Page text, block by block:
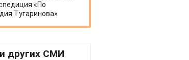
«По
Тугаринова»
других СМИ